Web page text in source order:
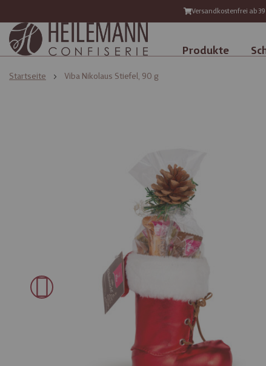
Versandkostenfrei ab
Produkte
Startseite Viba Nikolaus Stiefel, 90 g